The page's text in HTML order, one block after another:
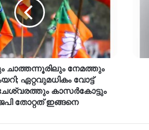
ചാത്തന്നൂരിലും നേമത്തും
ഏറ്റവുമധികം വോട്ട്
കാസർകോട്ടും
തോറ്റത് ഇങ്ങനെ